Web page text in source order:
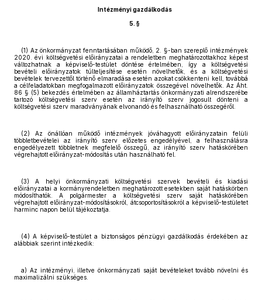
Intézményi gazdálkodás
5. §
(1) Az önkormányzat fenntartásában működő, 2. §-ban szereplő intézmények
2020. évi költségvetési előirányzatai a rendeletben meghatározottakhoz képest
változhatnak a képviselő-testület döntése értelmében, így a költségvetési
bevételi előirányzatok túlteljesítése esetén növelhetők, és a költségvetési
bevételek tervezettől történő elmaradása esetén azokat csökkenteni kell, továbbá
a célfeladatokban megfogalmazott előirányzatok összegével növelhetők. Az Áht.
86 § (5) bekezdés értelmében az államháztartás önkormányzati alrendszerébe
tartozó költségvetési szerv esetén az irányító szerv jogosult dönteni a
költségvetési szerv maradványának elvonandó és felhasználható összegéről.
(2) Az önállóan működő intézmények jóváhagyott előirányzatain felüli
többletbevételei az irányító szerv előzetes engedélyével, a felhasználásra
engedélyezett többletnek megfelelő összegű, az irányító szerv hatáskörében
végrehajtott előirányzat-módosítás után használható fel.
(3) A helyi önkormányzati költségvetési szervek bevételi és kiadási
előirányzatai a kormányrendeletben meghatározott esetekben saját hatáskörben
módosíthatók. A polgármester a költségvetési szerv saját hatáskörében
végrehajtott előirányzat-módosításokról, átcsoportosításokról a képviselő-testületet
harminc napon belül tájékoztatja.
(4) A képviselő-testület a biztonságos pénzügyi gazdálkodás érdekében az
alábbiak szerint intézkedik:
a) Az intézményi, illetve önkormányzati saját bevételeket tovább növelni és
maximalizálni szükséges.